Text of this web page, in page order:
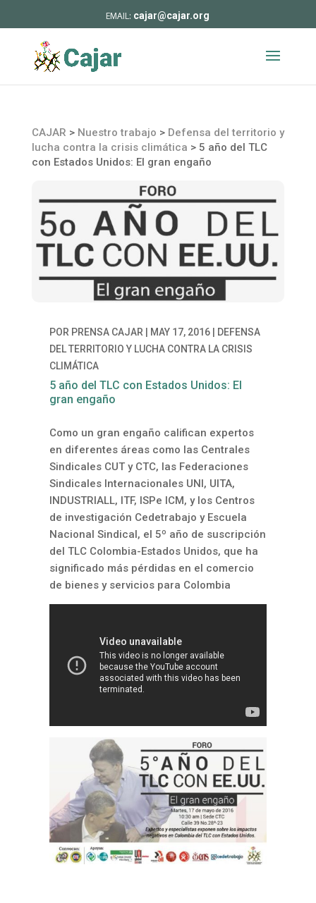
cajar@cajar.org
CAJAR > Nuestro trabajo > Defensa del territorio y
lucha contra la crisis climática > 5 año del TLC
con Estados Unidos: El gran engaño
POR PRENSA CAJAR| MAY 17, 2016|
DEFENSA
DEL TERRITORIO Y LUCHA CONTRA LA CRISIS
CLIMÁTICA
5 año del TLC con Estados Unidos: El
gran engaño
Como un gran engaño califican expertos
en diferentes áreas como las Centrales
Sindicales CUT y CTC, las Federaciones
Sindicales Internacionales UNI, UITA,
INDUSTRIALL, ITF, ISPe ICM, y los Centros
de investigación Cedetrabajo y Escuela
Nacional Sindical, el 5º año de suscripción
del TLC Colombia-Estados Unidos, que ha
significado más pérdidas en el comercio
de bienes y servicios para Colombia